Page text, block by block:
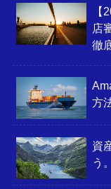
店
徹
方
資
う